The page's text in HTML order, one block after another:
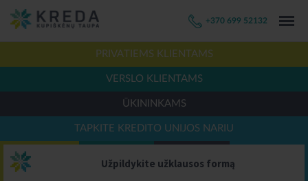
+370 699 52132
PRIVATIEMS KLIENTAMS
VERSLO KLIENTAMS
ŪKININKAMS
TAPKITE KREDITO UNIJOS NARIU
Užpildykite užklausos formą